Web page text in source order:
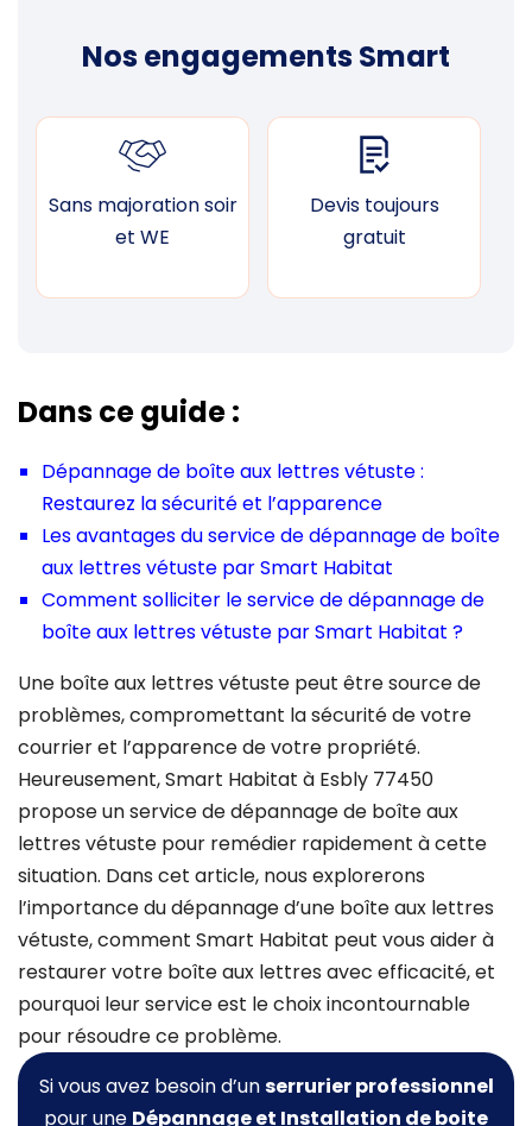
Nos engagements Smart
Sans majoration soir
et WE
Devis toujours
gratuit
Dans ce guide :
Dépannage de boîte aux lettres vétuste :
Restaurez la sécurité et l’apparence
Les avantages du service de dépannage de boîte
aux lettres vétuste par Smart Habitat
Comment solliciter le service de dépannage de
boîte aux lettres vétuste par Smart Habitat ?
Une boîte aux lettres vétuste peut être source de
problèmes, compromettant la sécurité de votre
courrier et l’apparence de votre propriété.
Heureusement, Smart Habitat à Esbly 77450
propose un service de dépannage de boîte aux
lettres vétuste pour remédier rapidement à cette
situation. Dans cet article, nous explorerons
l’importance du dépannage d’une boîte aux lettres
vétuste, comment Smart Habitat peut vous aider à
restaurer votre boîte aux lettres avec efficacité, et
pourquoi leur service est le choix incontournable
pour résoudre ce problème.
Si vous avez besoin d’unserrurier professionnel
pour une Dépannage et Installation de boite